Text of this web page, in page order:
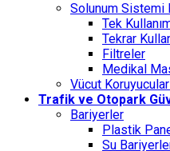
Solunum Sistemi
Tek
Tekrar
Filtreler
Medikal
Vücut
Trafik ve Otopark
Bariyerler
Plastik
Su